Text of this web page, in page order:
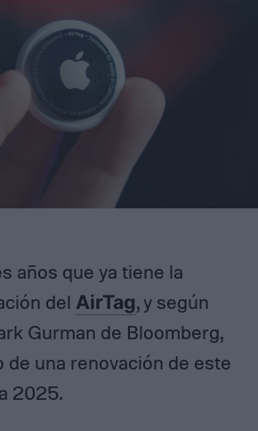
años que ya tiene la
del AirTag, y según
Gurman de Bloomberg,
de una renovación de este
2025.